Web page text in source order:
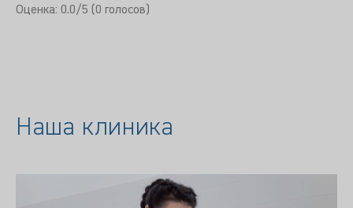
Оценка: 0.0/5 (0 голосов)
Наша клиника